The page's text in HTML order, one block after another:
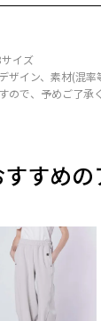
イズ
ザイン、素材(混率
で、予めご了承
すめの